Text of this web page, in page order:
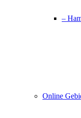
–
Online